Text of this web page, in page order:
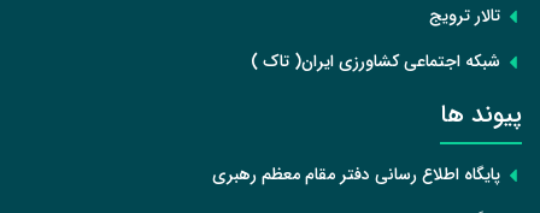
تالار ترویج
شبکه اجتماعی کشاورزی ایران( تاک )
پیوند ها
پایگاه اطلاع رسانی دفتر مقام معظم رهبری